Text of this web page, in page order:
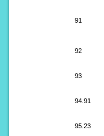
91
92
93
94.91
95.23